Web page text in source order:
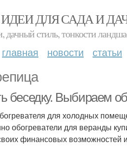
ИДЕИ ДЛЯ САДА И
дачный стиль, тонкости
главная новости статьи
беседку. Выбираем
для холодных
обогреватели для веранды
финансовых